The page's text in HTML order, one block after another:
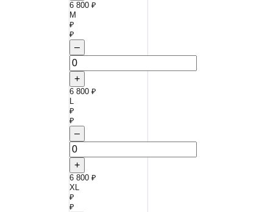
6 800 ₽
M
₽
₽
–
+
6 800 ₽
L
₽
₽
–
+
6 800 ₽
XL
₽
₽